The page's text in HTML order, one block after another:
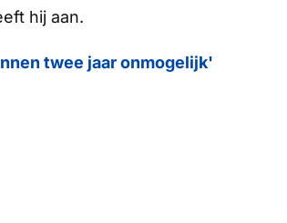
hij aan.
twee jaar onmogelijk'